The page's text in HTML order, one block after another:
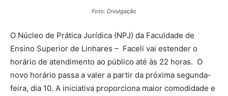
Foto: Divulgação
O Núcleo de Prática Jurídica (NPJ) da Faculdade de
Ensino Superior de Linhares – Faceli vai estender o
horário de atendimento ao público até às 22 horas. O
novo horário passa a valer a partir da próxima segunda-
feira, dia 10. A iniciativa proporciona maior comodidade e